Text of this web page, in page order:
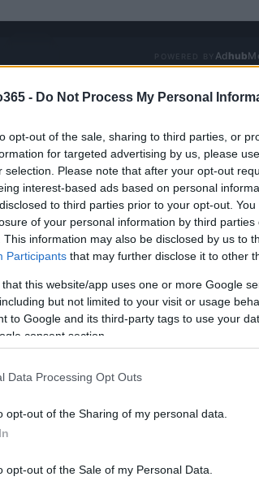
- Do Not Process My Personal
opt-out of the sale, sharing to third parties, or
for targeted advertising by us, please
selection. Please note that after your opt-out
interest-based ads based on personal
to third parties prior to your opt-out.
of your personal information by third parties
This information may also be disclosed by us to
Participants that may further disclose it to other
that this website/app uses one or more Google
but not limited to your visit or usage
to Google and its third-party tags to use your
consent section.
Data Processing Opt Outs
opt-out of the Sharing of my personal data.
opt-out of the Sale of my Personal Data.
Ad hub
a alimentar um grande número de
pode começar a minerar Ether.